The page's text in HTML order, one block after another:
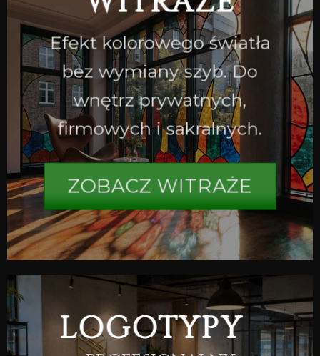
Efekt kolorowego światła
bez wymiany szyb. Do
wnętrz prywatnych,
firmowych i sakralnych.
ZOBACZ WITRAŻE
LOGOTYPY